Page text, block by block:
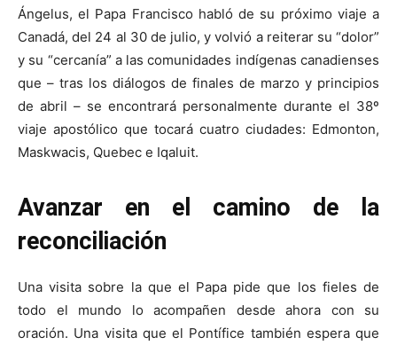
Ángelus, el Papa Francisco habló de su próximo viaje a
Canadá, del 24 al 30 de julio, y volvió a reiterar su “dolor”
y su “cercanía” a las comunidades indígenas canadienses
que – tras los diálogos de finales de marzo y principios
de abril – se encontrará personalmente durante el 38º
viaje apostólico que tocará cuatro ciudades: Edmonton,
Maskwacis, Quebec e Iqaluit.
Avanzar en el camino de la
reconciliación
Una visita sobre la que el Papa pide que los fieles de
todo el mundo lo acompañen desde ahora con su
oración. Una visita que el Pontífice también espera que